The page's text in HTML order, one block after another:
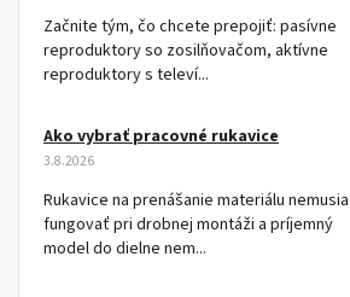
Začnite tým, čo chcete prepojiť: pasívne
reproduktory so zosilňovačom, aktívne
reproduktory s televí...
Ako vybrať pracovné rukavice
3.8.2026
Rukavice na prenášanie materiálu nemusia
fungovať pri drobnej montáži a príjemný
model do dielne nem...